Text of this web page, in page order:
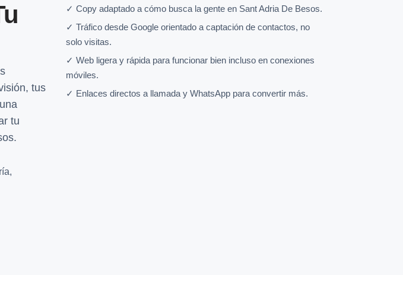
tus
tu
✓ Copy adaptado a cómo busca la gente en Sant Adria De Besos.
✓ Tráfico desde Google orientado a captación de contactos, no
solo visitas.
✓ Web ligera y rápida para funcionar bien incluso en conexiones
móviles.
✓ Enlaces directos a llamada y WhatsApp para convertir más.